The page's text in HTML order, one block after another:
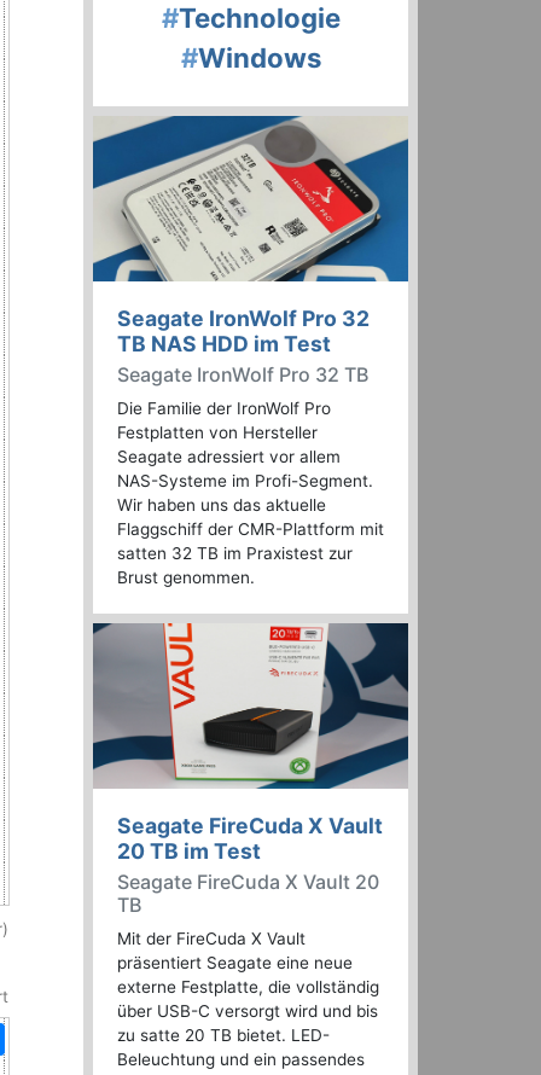
#Technologie
#Windows
Seagate IronWolf Pro 32
TB NAS HDD im Test
Seagate IronWolf Pro 32 TB
Die Familie der IronWolf Pro
Festplatten von Hersteller
Seagate adressiert vor allem
NAS-Systeme im Profi-Segment.
Wir haben uns das aktuelle
Flaggschiff der CMR-Plattform mit
satten 32 TB im Praxistest zur
Brust genommen.
Seagate FireCuda X Vault
20 TB im Test
Seagate FireCuda X Vault 20
TB
Mit der FireCuda X Vault
präsentiert Seagate eine neue
externe Festplatte, die vollständig
über USB-C versorgt wird und bis
zu satte 20 TB bietet. LED-
Beleuchtung und ein passendes